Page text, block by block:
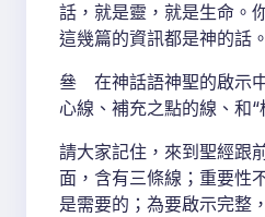
話，就是靈，就是生命。
這幾篇的資訊都是神的話。
叄 在神話語神聖的啟示
心線、補充之點的線、和“
請大家記住，來到聖經跟
面，含有三條線；重要性
是需要的；為要啟示完整